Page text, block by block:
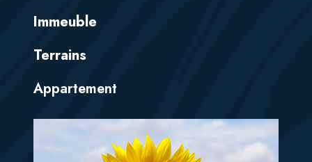
Immeuble
Terrains
Appartement